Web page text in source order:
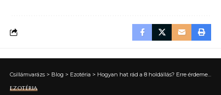
Csillámvarázs > Blog > Ezotéria > Hogyan hat rád a 8 holdállás? Erre érdemes figyelni
EZOTÉRIA